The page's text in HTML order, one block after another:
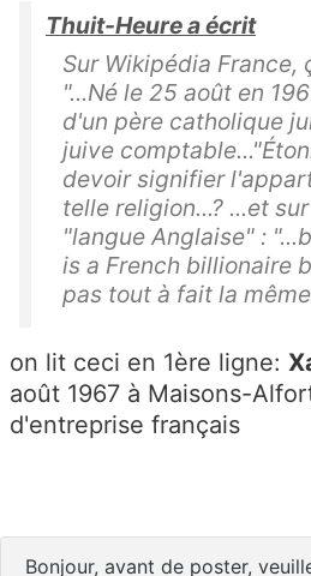
Thuit-Heure a écrit
Sur Wikipédia France,
"...Né le 25 août en
d'un père catholique
juive
devoir signifier
telle religion...? ...et
"langue Anglaise" :
is a French billionaire
pas tout à fait la
on lit ceci en 1ère ligne:
août 1967 à Maisons-
d'entreprise français
Bonjour, avant de poster,